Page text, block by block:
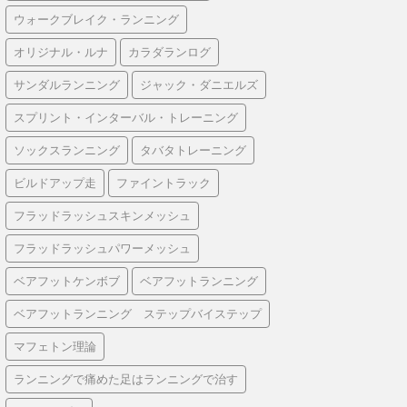
ウォークブレイク・ランニング
オリジナル・ルナ カラダランログ
サンダルランニング ジャック・ダニエルズ
スプリント・インターバル・トレーニング
ソックスランニング タバタトレーニング
ビルドアップ走 ファイントラック
フラッドラッシュスキンメッシュ
フラッドラッシュパワーメッシュ
ベアフットケンボブ ベアフットランニング
ベアフットランニング ステップバイステップ
マフェトン理論
ランニングで痛めた足はランニングで治す